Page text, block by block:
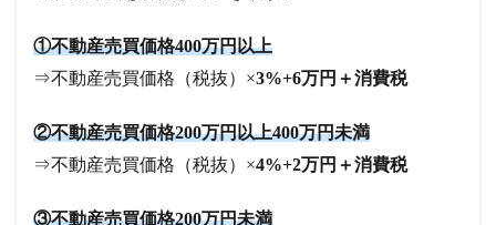
①不動産売買価格400万円以上
⇒不動産売買価格（税抜）×3%+6万円＋消費税
②不動産売買価格200万円以上400万円未満
⇒不動産売買価格（税抜）×4%+2万円＋消費税
③不動産売買価格200万円未満